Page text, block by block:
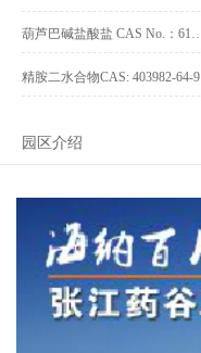
精胺二水合物CAS: 403982-64-9
园区介绍